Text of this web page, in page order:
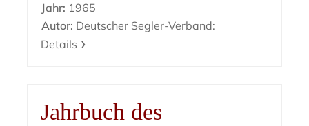
Jahr: 1965
Autor: Deutscher Segler-Verband:
Details
Jahrbuch des